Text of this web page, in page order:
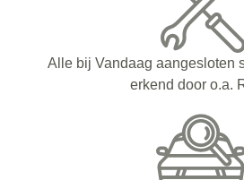
Alle bij Vandaag aangesloten
erkend door o.a.